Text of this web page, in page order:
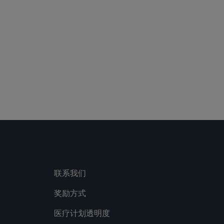
联系我们
奖励方式
医疗计划透明度